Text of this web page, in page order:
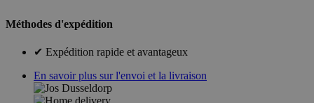
Méthodes d'expédition
✔ Expédition rapide et avantageux
En savoir plus sur l'envoi et la livraison